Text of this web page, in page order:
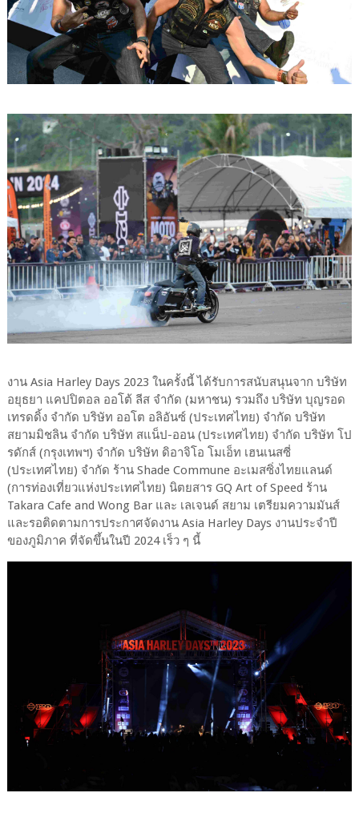
งาน Asia Harley Days 2023 ในครั้งนี้ ได้รับการสนับสนุนจาก บริษัท
อยุธยา แคปปิตอล ออโต้ ลีส จำกัด (มหาชน) รวมถึง บริษัท บุญรอด
เทรดดิ้ง จำกัด บริษัท ออโต อลิอันซ์ (ประเทศไทย) จำกัด บริษัท
สยามมิชลิน จำกัด บริษัท สแน็ป-ออน (ประเทศไทย) จำกัด บริษัท โป
รดักส์ (กรุงเทพฯ) จำกัด บริษัท ดิอาจิโอ โมเอ็ท เฮนเนสซี่
(ประเทศไทย) จำกัด ร้าน Shade Commune อะเมสซิ่งไทยแลนด์
(การท่องเที่ยวแห่งประเทศไทย) นิตยสาร GQ Art of Speed ร้าน
Takara Cafe and Wong Bar และ เลเจนด์ สยาม เตรียมความมันส์
และรอติดตามการประกาศจัดงาน Asia Harley Days งานประจำปี
ของภูมิภาค ที่จัดขึ้นในปี 2024 เร็ว ๆ นี้